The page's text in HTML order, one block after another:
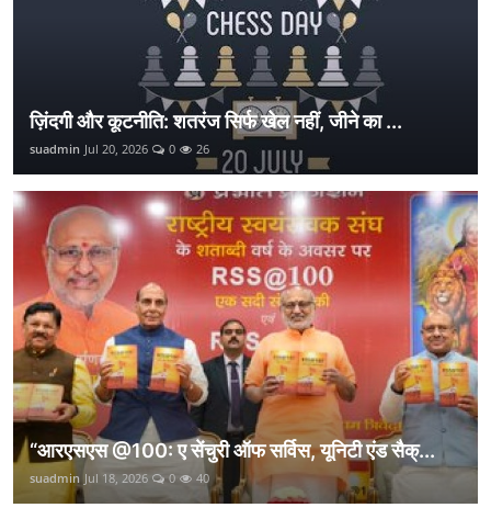
ज़िंदगी और कूटनीति: शतरंज सिर्फ खेल नहीं, जीने का ...
suadmin Jul 20, 2026 0 26
“आरएसएस @100: ए सेंचुरी ऑफ सर्विस, यूनिटी एंड सैक्...
suadmin Jul 18, 2026 0 40